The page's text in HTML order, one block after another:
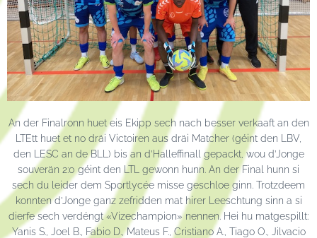
An der Finalronn huet eis Ekipp sech nach besser verkaaft an den
LTEtt huet et no dräi Victoiren aus dräi Matcher (géint den LBV,
den LESC an de BLL) bis an d’Halleffinall gepackt, wou d’Jonge
souverän 2:0 géint den LTL gewonn hunn. An der Final hunn si
sech du leider dem Sportlycée misse geschloe ginn. Trotzdeem
konnten d’Jonge ganz zefridden mat hirer Leeschtung sinn a si
dierfe sech verdéngt «Vizechampion» nennen. Hei hu matgespillt:
Yanis S., Joel B., Fabio D., Mateus F., Cristiano A., Tiago O., Jilvacio